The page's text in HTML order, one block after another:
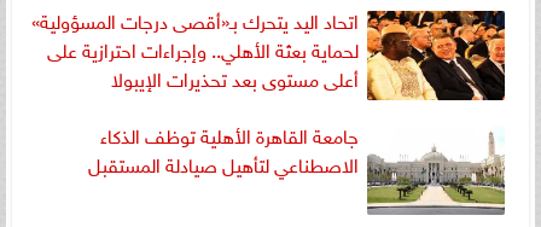
اتحاد اليد يتحرك بـ«أقصى درجات المسؤولية»
لحماية بعثة الأهلي.. وإجراءات احترازية على
أعلى مستوى بعد تحذيرات الإيبولا
جامعة القاهرة الأهلية توظف الذكاء
الاصطناعي لتأهيل صيادلة المستقبل